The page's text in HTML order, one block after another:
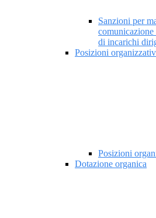
Sanzioni per
di incarichi
Posizioni
Posizioni
Dotazione organica